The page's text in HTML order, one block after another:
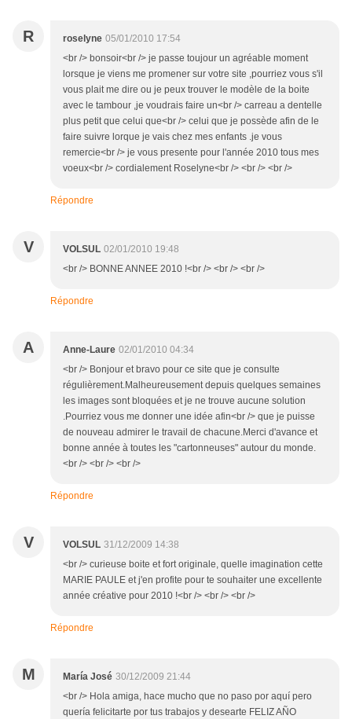
R roselyne 05/01/2010 17:54
<br /> bonsoir<br /> je passe toujour un agréable moment
lorsque je viens me promener sur votre site ,pourriez vous s'il
vous plait me dire ou je peux trouver le modèle de la boite
avec le tambour ,je voudrais faire un<br /> carreau a dentelle
plus petit que celui que<br /> celui que je possède afin de le
faire suivre lorque je vais chez mes enfants .je vous
remercie<br /> je vous presente pour l'année 2010 tous mes
voeux<br /> cordialement Roselyne<br /> <br /> <br />
Répondre
V VOLSUL 02/01/2010 19:48
<br /> BONNE ANNEE 2010 !<br /> <br /> <br />
Répondre
A Anne-Laure 02/01/2010 04:34
<br /> Bonjour et bravo pour ce site que je consulte
régulièrement.Malheureusement depuis quelques semaines
les images sont bloquées et je ne trouve aucune solution
.Pourriez vous me donner une idée afin<br /> que je puisse
de nouveau admirer le travail de chacune.Merci d'avance et
bonne année à toutes les "cartonneuses" autour du monde.
<br /> <br /> <br />
Répondre
V VOLSUL 31/12/2009 14:38
<br /> curieuse boite et fort originale, quelle imagination cette
MARIE PAULE et j'en profite pour te souhaiter une excellente
année créative pour 2010 !<br /> <br /> <br />
Répondre
M María José 30/12/2009 21:44
<br /> Hola amiga, hace mucho que no paso por aquí pero
quería felicitarte por tus trabajos y desearte FELIZ AÑO